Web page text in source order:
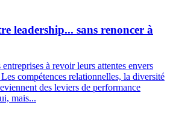
leadership... sans renoncer à
à revoir leurs attentes envers
compétences relationnelles, la diversité
des leviers de performance
mais...